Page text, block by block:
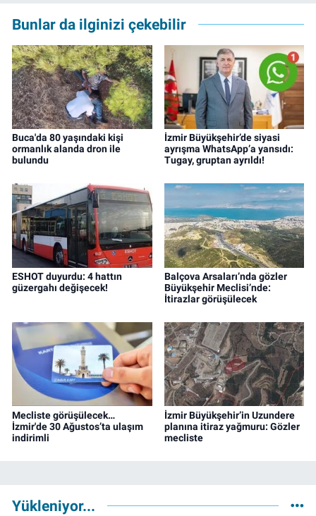
hayatına ise izgazete.net’te haber editörü
olarak devam ediyor.
Bunlar da ilginizi çekebilir
Buca'da 80 yaşındaki kişi
ormanlık alanda dron ile
bulundu
İzmir Büyükşehir’de siyasi
ayrışma WhatsApp’a yansıdı:
Tugay, gruptan ayrıldı!
ESHOT duyurdu: 4 hattın
güzergahı değişecek!
Balçova Arsaları’nda gözler
Büyükşehir Meclisi’nde:
İtirazlar görüşülecek
Mecliste görüşülecek…
İzmir'de 30 Ağustos’ta ulaşım
indirimli
İzmir Büyükşehir’in Uzundere
planına itiraz yağmuru: Gözler
mecliste
Yükleniyor...